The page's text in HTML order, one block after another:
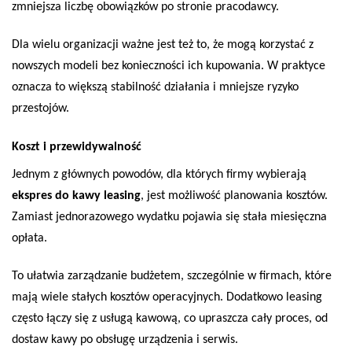
zmniejsza liczbę obowiązków po stronie pracodawcy.
Dla wielu organizacji ważne jest też to, że mogą korzystać z
nowszych modeli bez konieczności ich kupowania. W praktyce
oznacza to większą stabilność działania i mniejsze ryzyko
przestojów.
Koszt i przewidywalność
Jednym z głównych powodów, dla których firmy wybierają
ekspres do kawy leasing, jest możliwość planowania kosztów.
Zamiast jednorazowego wydatku pojawia się stała miesięczna
opłata.
To ułatwia zarządzanie budżetem, szczególnie w firmach, które
mają wiele stałych kosztów operacyjnych. Dodatkowo leasing
często łączy się z usługą kawową, co upraszcza cały proces, od
dostaw kawy po obsługę urządzenia i serwis.